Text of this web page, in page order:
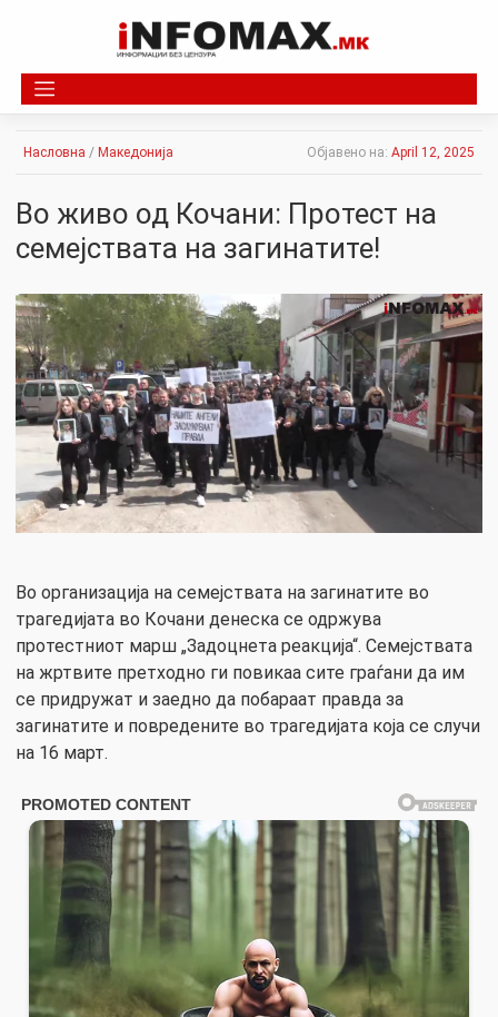
Насловна / Македонија Објавено на: April 12, 2025
Во живо од Кочани: Протест на
семејствата на загинатите!
Во организација на семејствата на загинатите во
трагедијата во Кочани денеска се одржува
протестниот марш „Задоцнета реакција“. Семејствата
на жртвите претходно ги повикаа сите граѓани да им
се придружат и заедно да побараат правда за
загинатите и повредените во трагедијата која се случи
на 16 март.